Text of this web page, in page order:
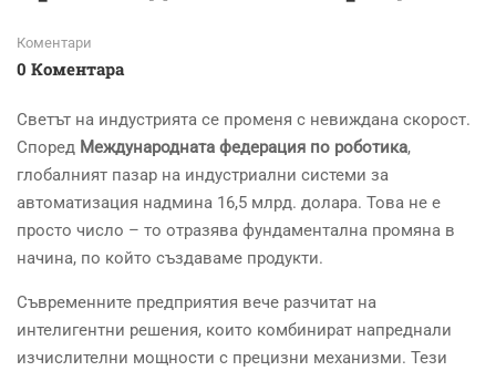
Коментари
0 Коментара
Светът на индустрията се променя с невиждана скорост.
Според Международната федерация по роботика,
глобалният пазар на индустриални системи за
автоматизация надмина 16,5 млрд. долара. Това не е
просто число – то отразява фундаментална промяна в
начина, по който създаваме продукти.
Съвременните предприятия вече разчитат на
интелигентни решения, които комбинират напреднали
изчислителни мощности с прецизни механизми. Тези